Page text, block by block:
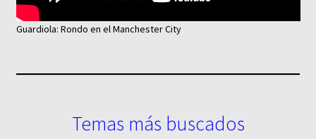
Guardiola: Rondo en el Manchester City
Temas más buscados